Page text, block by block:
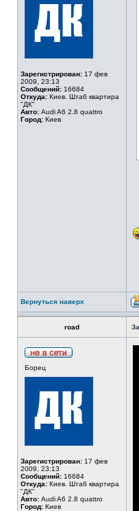
Зарегистрирован: 17 фев
2009, 23:13
Сообщений: 16684
Откуда: Киев. Штаб квартира
"ДК"
Авто: Audi A6 2.8 quattro
Город: Киев
Вернуться наверх
road
Борец
Зарегистрирован: 17 фев
2009, 23:13
Сообщений: 16684
Откуда: Киев. Штаб квартира
"ДК"
Авто: Audi A6 2.8 quattro
Город: Киев